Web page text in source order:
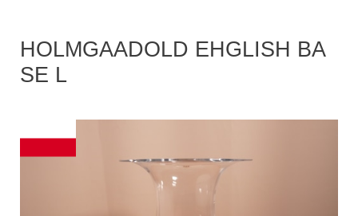
HOLMGAADOLD EHGLISH BA
SE L